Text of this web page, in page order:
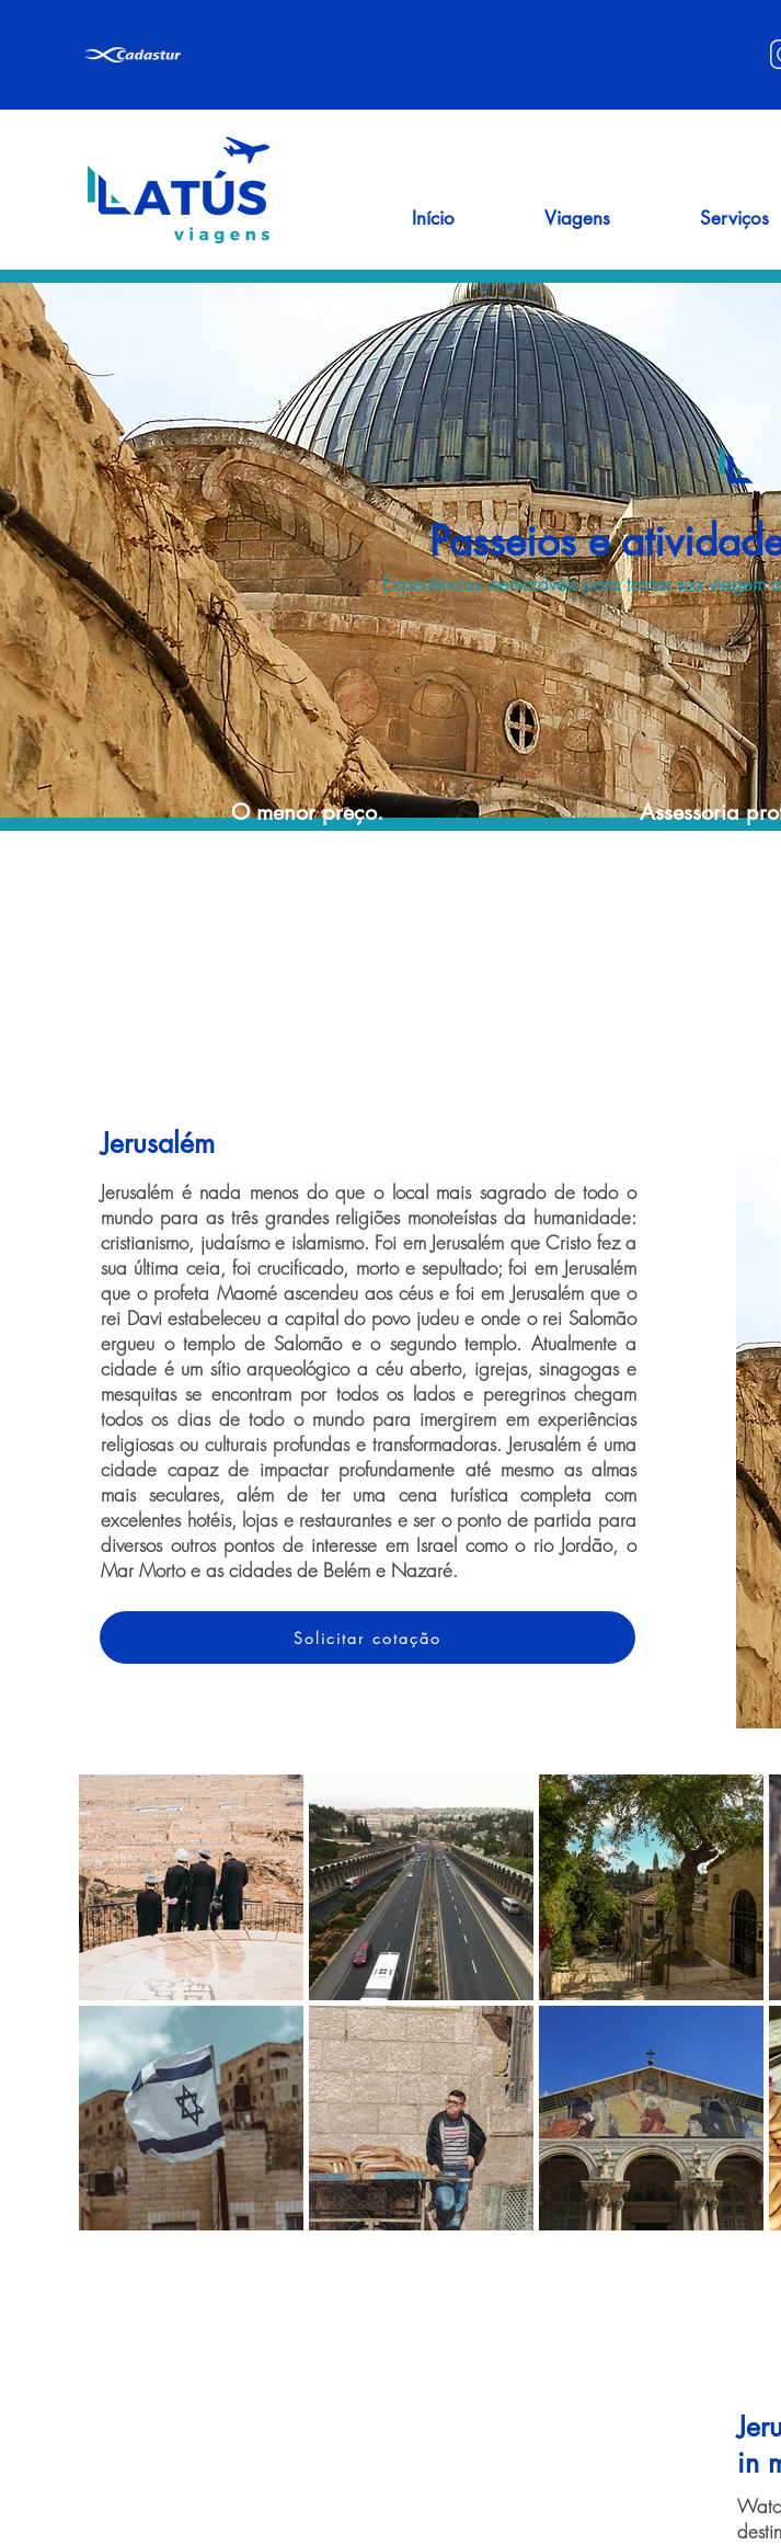
Início Viagens Serviços
Passeios e
Experiências memoráveis para tornar sua viagem
O menor preço. Assessoria
Jerusalém
Jerusalém é nada menos do que o local mais sagrado de todo o
mundo para as três grandes religiões monoteístas da humanidade:
cristianismo, judaísmo e islamismo. Foi em Jerusalém que Cristo fez a
sua última ceia, foi crucificado, morto e sepultado; foi em Jerusalém
que o profeta Maomé ascendeu aos céus e foi em Jerusalém que o
rei Davi estabeleceu a capital do povo judeu e onde o rei Salomão
ergueu o templo de Salomão e o segundo templo. Atualmente a
cidade é um sítio arqueológico a céu aberto, igrejas, sinagogas e
mesquitas se encontram por todos os lados e peregrinos chegam
todos os dias de todo o mundo para imergirem em experiências
religiosas ou culturais profundas e transformadoras. Jerusalém é uma
cidade capaz de impactar profundamente até mesmo as almas
mais seculares, além de ter uma cena turística completa com
excelentes hotéis, lojas e restaurantes e ser o ponto de partida para
diversos outros pontos de interesse em Israel como o rio Jordão, o
Mar Morto e as cidades de Belém e Nazaré.
Solicitar cotação
in